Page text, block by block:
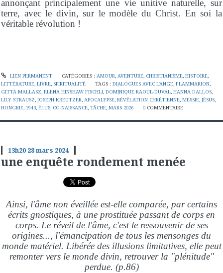
annonçant principalement une vie unitive naturelle, sur
terre, avec le divin, sur le modèle du Christ. En soi la
véritable révolution !
LIEN PERMANENT CATÉGORIES : AMOUR, AVENTURE, CHRISTIANISME, HISTOIRE,
LITTÉRATURE, LIVRE, SPIRITUALITÉ TAGS :DIALOGUES AVEC L'ANGE,FLAMMARION,
GITTA MALLASZ, ELENA HINSHAW FISCHLI, DOMINIQUE RAOUL-DUVAL, HANNA DALLOS,
LILY STRAUSZ, JOSEPH KREUTZER, APOCALYPSE, RÉVÉLATION CHRÉTIENNE, MESSIE, JÉSUS,
HONGRIE, 1943, ÉLUS, CO-NAISSANCE, TÂCHE, MARS 2026 0 COMMENTAIRE
13h20 28mars 2024
une enquête rondement menée
Ainsi, l'âme non éveillée est-elle comparée, par certains
écrits gnostiques, à une prostituée passant de corps en
corps. Le réveil de l'âme, c'est le ressouvenir de ses
origines..., l'émancipation de tous les mensonges du
monde matériel. Libérée des illusions limitatives, elle peut
remonter vers le monde divin, retrouver la "plénitude"
perdue. (p.86)